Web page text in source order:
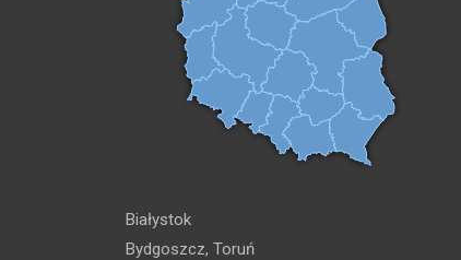
Białystok
Bydgoszcz, Toruń